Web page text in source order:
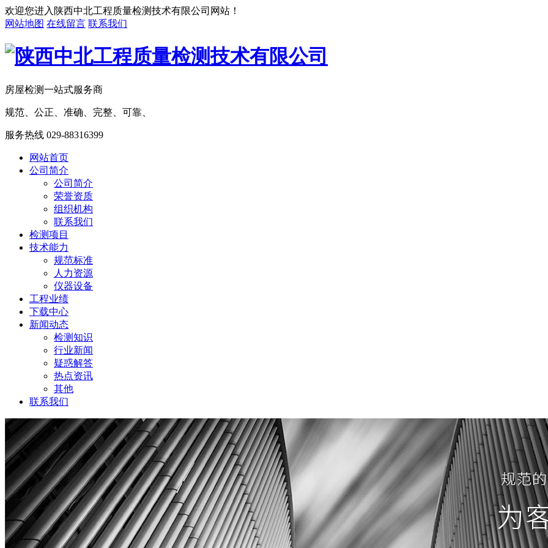
欢迎您进入陕西中北工程质量检测技术有限公司网站！
网站地图 在线留言 联系我们
房屋检测一站式服务商
规范、公正、准确、完整、可靠、
服务热线 029-88316399
网站首页
公司简介
公司简介
荣誉资质
组织机构
联系我们
检测项目
技术能力
规范标准
人力资源
仪器设备
工程业绩
下载中心
新闻动态
检测知识
行业新闻
疑惑解答
热点资讯
其他
联系我们